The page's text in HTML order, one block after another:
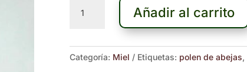
cantidad
Añadir al carrito
Categoría: Miel Etiquetas: polen de abejas,